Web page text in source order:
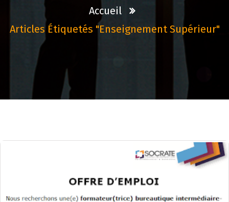
Accueil
Articles Étiquetés "enseignement Supérieur"